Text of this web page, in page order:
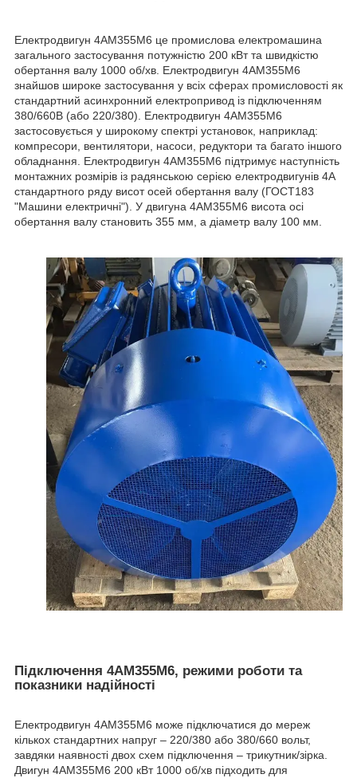
Електродвигун 4АМ355М6 це промислова електромашина
загального застосування потужністю 200 кВт та швидкістю
обертання валу 1000 об/хв. Електродвигун 4АМ355М6
знайшов широке застосування у всіх сферах промисловості як
стандартний асинхронний електропривод із підключенням
380/660В (або 220/380). Електродвигун 4АМ355М6
застосовується у широкому спектрі установок, наприклад:
компресори, вентилятори, насоси, редуктори та багато іншого
обладнання. Електродвигун 4АМ355М6 підтримує наступність
монтажних розмірів із радянською серією електродвигунів 4А
стандартного ряду висот осей обертання валу (ГОСТ183
"Машини електричні"). У двигуна 4АМ355М6 висота осі
обертання валу становить 355 мм, а діаметр валу 100 мм.
Підключення 4АМ355М6, режими роботи та
показники надійності
Електродвигун 4АМ355М6 може підключатися до мереж
кількох стандартних напруг – 220/380 або 380/660 вольт,
завдяки наявності двох схем підключення – трикутник/зірка.
Двигун 4АМ355М6 200 кВт 1000 об/хв підходить для